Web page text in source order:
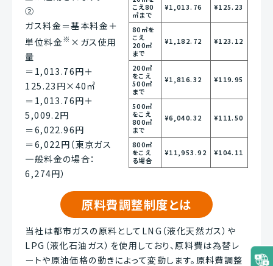
②
ガス料金＝基本料金＋
単位料金※ ×ガス使用
量
＝1,013.76円＋
125.23円×40㎥
＝1,013.76円＋
5,009.2円
＝6,022.96円
＝6,022円（東京ガス
一般料金の場合：
6,274円）
こえ80
㎥まで
¥1,013.76 ¥125.23
80㎥を
こえ
200㎥
まで
¥1,182.72 ¥123.12
200㎥
をこえ
500㎥
まで
¥1,816.32 ¥119.95
500㎥
をこえ
800㎥
まで
¥6,040.32 ¥111.50
800㎥
をこえ
る場合
¥11,953.92 ¥104.11
原料費調整制度とは
当社は都市ガスの原料としてLNG（液化天然ガス）や
LPG（液化石油ガス）を使用しており、原料費は為替レ
ートや原油価格の動きによって変動します。原料費調整